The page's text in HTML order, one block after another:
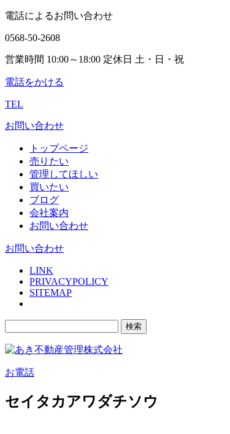
電話によるお問い合わせ
0568-50-2608
営業時間 10:00～18:00 定休日 土・日・祝
電話をかける
TEL
お問い合わせ
トップページ
売りたい
管理してほしい
買いたい
ブログ
会社案内
お問い合わせ
お問い合わせ
LINK
PRIVACYPOLICY
SITEMAP
お電話
セイタカアワダチソウ